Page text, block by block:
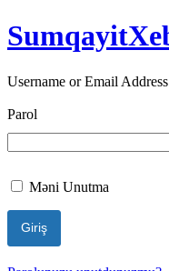
Username or Email Address
Parol
Məni Unutma